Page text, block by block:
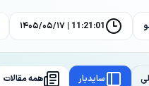
11:21:02 | ۱۴۰۵/۰۵/۱۷
سایدبار همه مقالات